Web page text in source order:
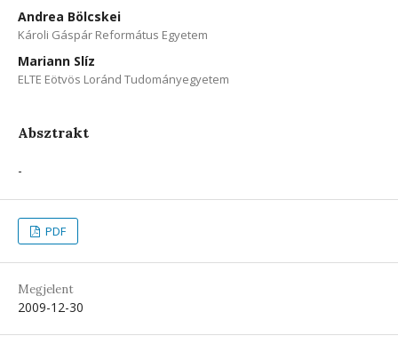
Andrea Bölcskei
Károli Gáspár Református Egyetem
Mariann Slíz
ELTE Eötvös Loránd Tudományegyetem
Absztrakt
-
PDF
Megjelent
2009-12-30